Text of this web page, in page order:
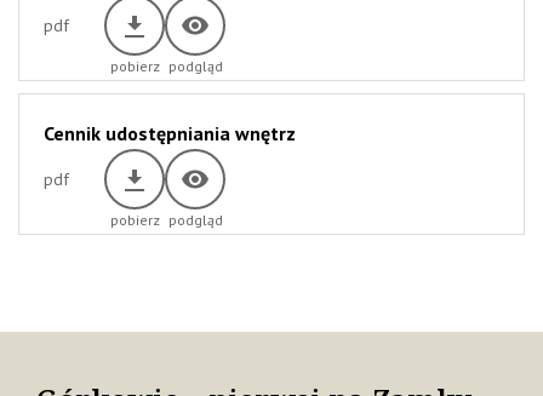
pdf
Cennik udostępniania wnętrz
pdf